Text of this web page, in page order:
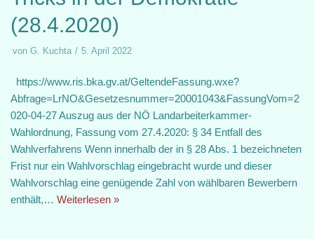
(28.4.2020)
von G. Kuchta 5. April 2022
https://www.ris.bka.gv.at/GeltendeFassung.wxe?
Abfrage=LrNO&Gesetzesnummer=20001043&FassungVom=2
020-04-27 Auszug aus der NÖ Landarbeiterkammer-
Wahlordnung, Fassung vom 27.4.2020: § 34 Entfall des
Wahlverfahrens Wenn innerhalb der in § 28 Abs. 1 bezeichneten
Frist nur ein Wahlvorschlag eingebracht wurde und dieser
Wahlvorschlag eine genügende Zahl von wählbaren Bewerbern
enthält,… Weiterlesen »